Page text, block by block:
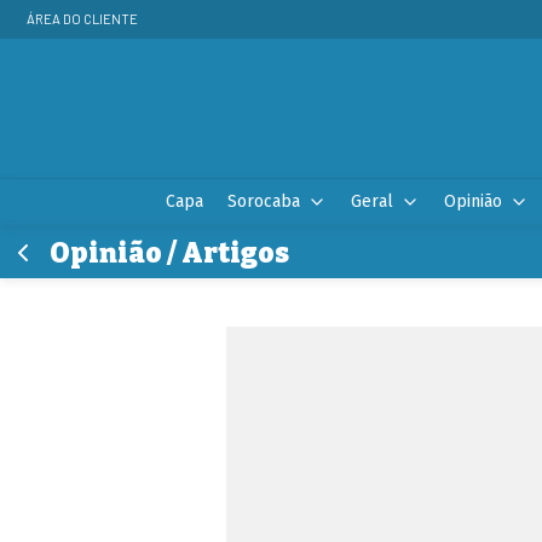
ÁREA DO CLIENTE
Capa Sorocaba Geral Opinião
Opinião / Artigos